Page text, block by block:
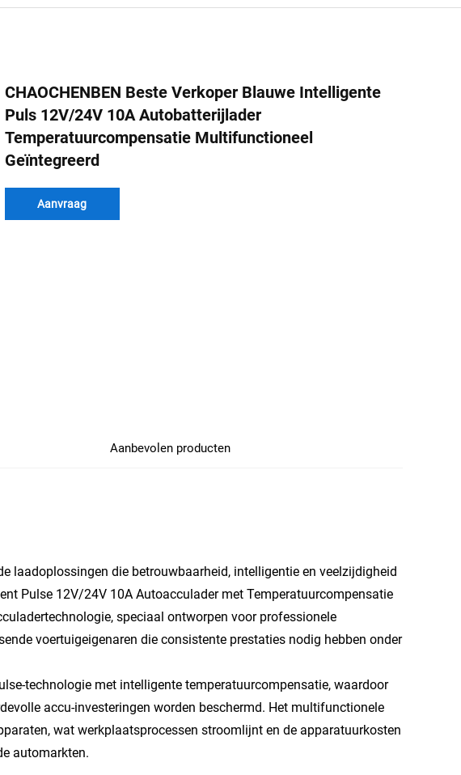
CHAOCHENBEN Beste Verkoper Blauwe Intelligente
Puls 12V/24V 10A Autobatterijlader
Temperatuurcompensatie Multifunctioneel
Geïntegreerd
Aanvraag
Aanbevolen producten
laadoplossingen die betrouwbaarheid, intelligentie en veelzijdigheid
Pulse 12V/24V 10A Autoacculader met Temperatuurcompensatie
speciaal ontworpen voor professionele
voertuigeigenaren die consistente prestaties nodig hebben onder
technologie met intelligente temperatuurcompensatie, waardoor
accu-investeringen worden beschermd. Het multifunctionele
wat werkplaatsprocessen stroomlijnt en de apparatuurkosten
automarkten.